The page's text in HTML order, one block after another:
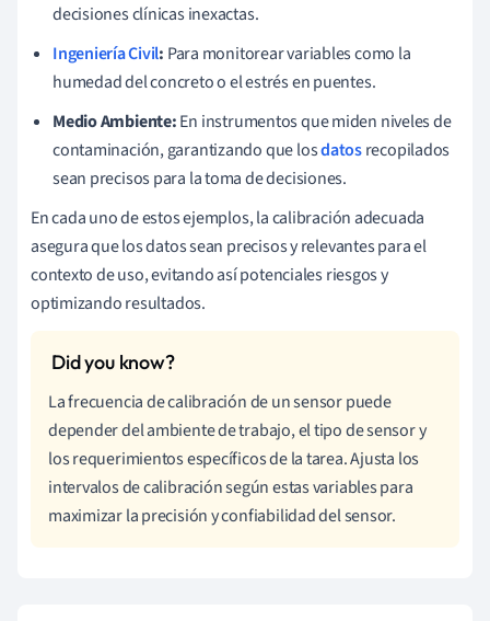
decisiones clínicas inexactas.
Ingeniería Civil: Para monitorear variables como la
humedad del concreto o el estrés en puentes.
Medio Ambiente:En instrumentos que miden niveles de
contaminación, garantizando que losdatosrecopilados
sean precisos para la toma de decisiones.
En cada uno de estos ejemplos, la calibración adecuada
asegura que los datos sean precisos y relevantes para el
contexto de uso, evitando así potenciales riesgos y
optimizando resultados.
La frecuencia de calibración de un sensor puede
depender del ambiente de trabajo, el tipo de sensor y
los requerimientos específicos de la tarea. Ajusta los
intervalos de calibración según estas variables para
maximizar la precisión y confiabilidad del sensor.